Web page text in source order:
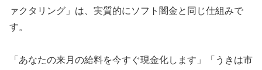
ァクタリング」は、実質的にソフト闇金と同じ仕組みで
す。
「あなたの来月の給料を今すぐ現金化します」「うきは市